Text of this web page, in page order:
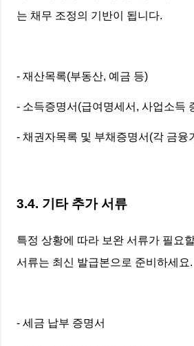
는 채무 조정의 기반이 됩니다.
- 재산목록(부동산, 예금 등)
- 소득증명서(급여명세서, 사업소득
- 채권자목록 및 부채증명서(각 금융
3.4. 기타 추가 서류
특정 상황에 따라 보완 서류가 필요
서류는 최신 발급본으로 준비하세요.
- 세금 납부 증명서